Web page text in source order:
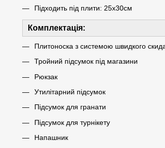
Підходить під плити: 25х30см
Комплектація:
Плитоноска з системою швидкого
Тройний підсумок під магазини
Рюкзак
Утилітарний підсумок
Підсумок для гранати
Підсумок для турнікету
Напашник